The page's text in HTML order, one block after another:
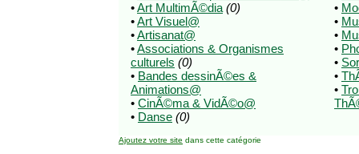
•Art MultimÃ©dia (0)
•Art Visuel@
•Artisanat@
•Associations & Organismes
culturels (0)
• Bandes dessinÃ©es &
Animations@
• CinÃ©ma & VidÃ©o@
• Danse (0)
•
•
•
•
•
•
•
Ajoutez votre site dans cette catégorie